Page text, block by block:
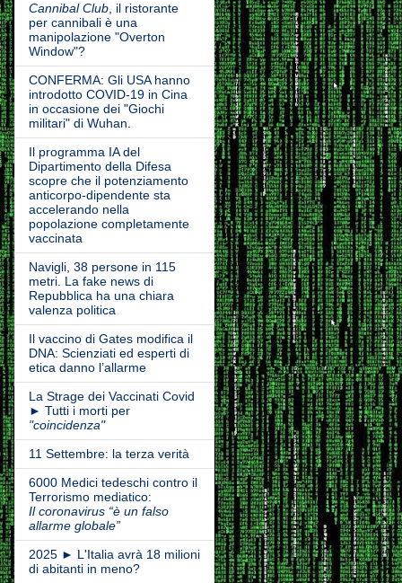
Cannibal Club, il ristorante
per cannibali è una
manipolazione "Overton
Window"?
CONFERMA: Gli USA hanno
introdotto COVID-19 in Cina
in occasione dei "Giochi
militari" di Wuhan.
Il programma IA del
Dipartimento della Difesa
scopre che il potenziamento
anticorpo-dipendente sta
accelerando nella
popolazione completamente
vaccinata
Navigli, 38 persone in 115
metri. La fake news di
Repubblica ha una chiara
valenza politica
Il vaccino di Gates modifica il
DNA: Scienziati ed esperti di
etica danno l’allarme
La Strage dei Vaccinati Covid
► Tutti i morti per
"coincidenza"
11 Settembre: la terza verità
6000 Medici tedeschi contro il
Terrorismo mediatico:
Il coronavirus “è un falso
allarme globale”
2025 ► L'Italia avrà 18 milioni
di abitanti in meno?